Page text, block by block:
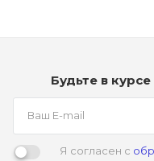
Будьте в
Я согласен с